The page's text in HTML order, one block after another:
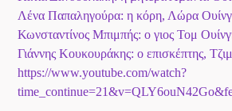
Λένα Παπαληγούρα: η κόρη, Λώρα
Κωνσταντίνος Μπιμπής: ο γιος Τομ
Γιάννης Κουκουράκης: ο επισκέπτης,
https://www.youtube.com/watch?